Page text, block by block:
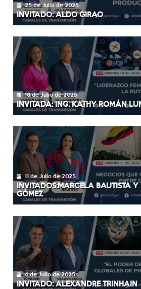
25 de Julio de 2025
INVITADO: ALDO GIRAO
18 de Julio de 2025
INVITADA: ING. KATHY ROMÁN
11 de Julio de 2025
INVITADOS:MARCELA BAUTISTA
GÓMEZ
4 de Julio de 2025
INVITADO: ALEXANDRE TRINHAIN